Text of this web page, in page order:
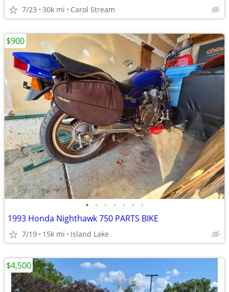
7/23 30k mi Carol Stream
• • • • • • •
1993 Honda Nighthawk 750 PARTS BIKE
7/19 15k mi Island Lake
$900
$4,500